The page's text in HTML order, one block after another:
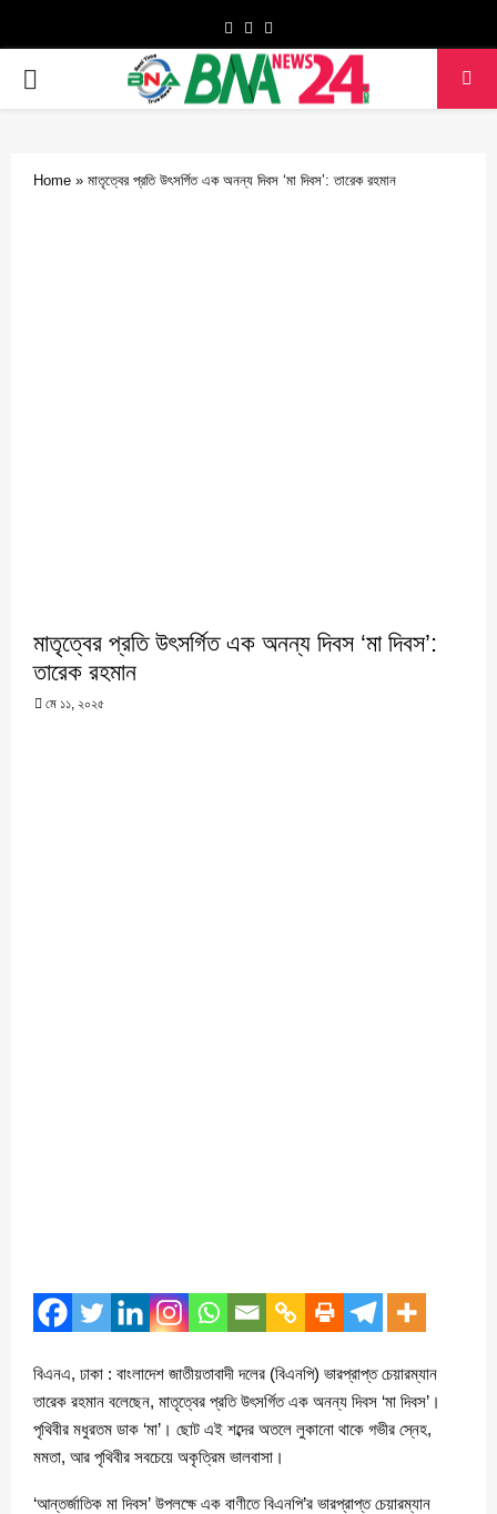
Facebook
Twitter
PRIMARY
Home » মাতৃত্বের প্রতি উৎসর্গিত এক অনন্য দিবস ‘মা দিবস’: তারেক রহমান
মাতৃত্বের প্রতি উৎসর্গিত এক অনন্য দিবস ‘মা দিবস’:
তারেক রহমান
মে ১১, ২০২৫
বিএনএ, ঢাকা : বাংলাদেশ জাতীয়তাবাদী দলের (বিএনপি) ভারপ্রাপ্ত চেয়ারম্যান
তারেক রহমান বলেছেন, মাতৃত্বের প্রতি উৎসর্গিত এক অনন্য দিবস ‘মা দিবস’।
পৃথিবীর মধুরতম ডাক ‘মা’। ছোট এই শব্দের অতলে লুকানো থাকে গভীর স্নেহ,
মমতা, আর পৃথিবীর সবচেয়ে অকৃত্রিম ভালবাসা।
‘আন্তর্জাতিক মা দিবস’ উপলক্ষে এক বাণীতে বিএনপি’র ভারপ্রাপ্ত চেয়ারম্যান